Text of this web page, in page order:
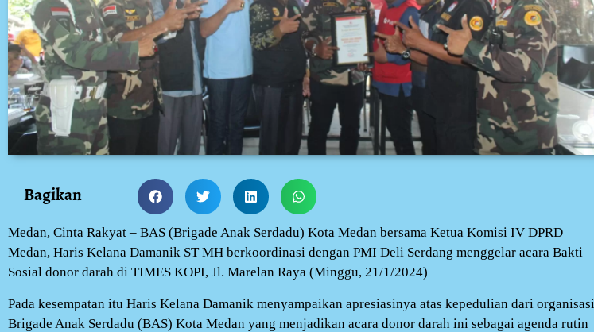
Bagikan
Medan, Cinta Rakyat – BAS (Brigade Anak Serdadu) Kota Medan bersama Ketua Komisi IV DPRD
Medan, Haris Kelana Damanik ST MH berkoordinasi dengan PMI Deli Serdang menggelar acara Bakti
Sosial donor darah di TIMES KOPI, Jl. Marelan Raya (Minggu, 21/1/2024)
Pada kesempatan itu Haris Kelana Damanik menyampaikan apresiasinya atas kepedulian dari organisasi
Brigade Anak Serdadu (BAS) Kota Medan yang menjadikan acara donor darah ini sebagai agenda rutin